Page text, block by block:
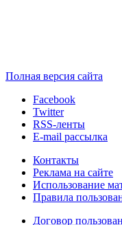
Полная версия сайта
Facebook
Twitter
RSS-ленты
E-mail рассылка
Контакты
Реклама на сайте
Использование
Правила
Договор